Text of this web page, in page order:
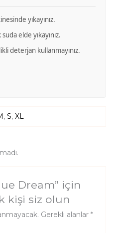
yıkayınız.
elde yıkayınız.
deterjan kullanmayınız.
,S,XL
Dream” için
kişi siz olun
Gerekli alanlar *